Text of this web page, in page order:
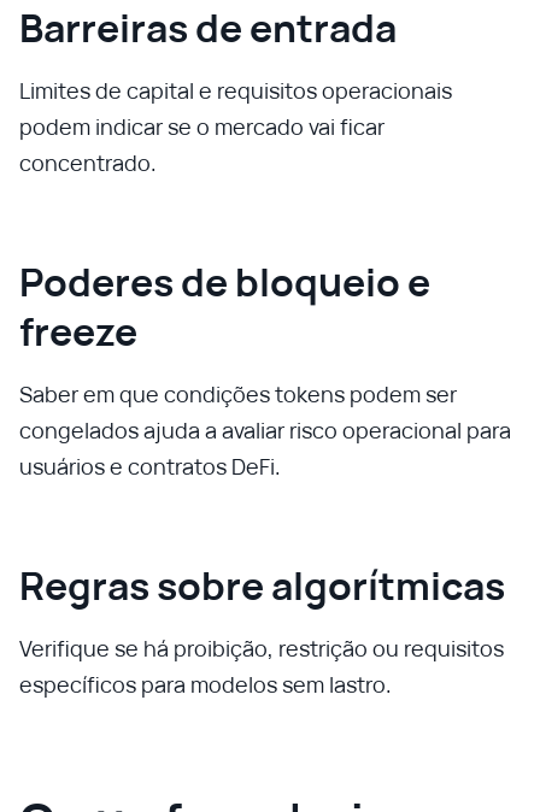
Barreiras de entrada
Limites de capital e requisitos operacionais
podem indicar se o mercado vai ficar
concentrado.
Poderes de bloqueio e
freeze
Saber em que condições tokens podem ser
congelados ajuda a avaliar risco operacional para
usuários e contratos DeFi.
Regras sobre algorítmicas
Verifique se há proibição, restrição ou requisitos
específicos para modelos sem lastro.